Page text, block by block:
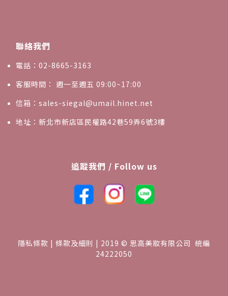
聯絡我們
電話：02-8665-3163
客服時間： 週一至週五 09:00~17:00
信箱：sales-siegal@umail.hinet.net
地址：新北市新店區民權路42巷59弄6號3樓
追蹤我們 / Follow us
隱私條款 | 條款及細則 | 2019 © 思高美妝有限公司 統編
24222050